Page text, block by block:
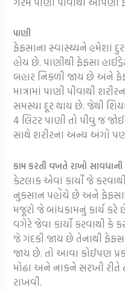
પાણી
ફેફસાના સ્વાસ્થ્યને હમેશાં
હોય છે. પાણીથી ફેફસા
બહાર નિકળી જાય છે અને
માત્રામાં પાણી પીવાથી
સમસ્યા દૂર થાય છે. જેથી
4 લિટર પાણી તો પીવું જ
સાથે શરીરના અન્ય અંગો
કામ કરતી વખતે રાખો સાવધાની
કેટલાક એવા કાર્યો જે
નુકસાન પહોંચે છે અને
મજૂરો જે બાંધકામનું કાર્ય
વગેરે જેવા કાર્યો કરવાથી કે
જે ગંદકી જાય છે તેનાથી
જાય છે. તો આવા કોઈપણ
મોઢા અને નાકને સરખી રીતે
રાખવી.